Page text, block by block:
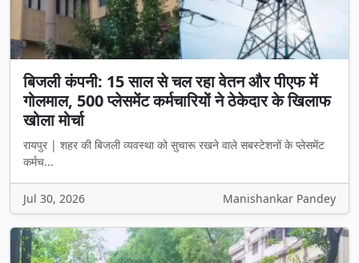
बिजली कंपनी: 15 साल से चल रहा वेतन और पीएफ में
गोलमाल, 500 प्लेसमेंट कर्मचारियों ने ठेकेदार के खिलाफ
खोला मोर्चा
रायपुर | शहर की बिजली व्यवस्था को सुचारू रखने वाले सबस्टेशनों के प्लेसमेंट
कर्मच...
Jul 30, 2026 Manishankar Pandey